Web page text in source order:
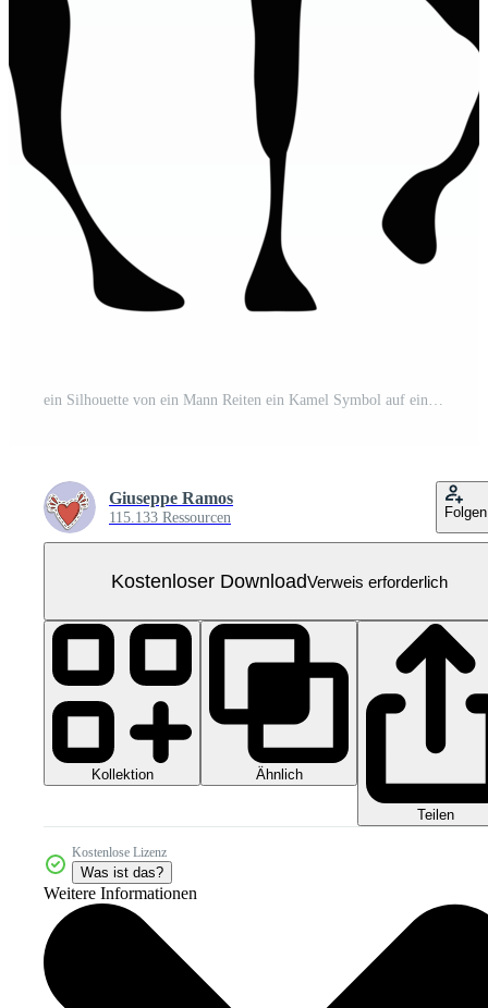
ein Silhouette von ein Mann Reiten ein Kamel Symbol auf ein transparent Hintergrund Kostenloses PNG
Giuseppe Ramos
115.133 Ressourcen Folgen
Kostenloser DownloadVerweis erforderlich
Kollektion Ähnlich
Teilen
Kostenlose Lizenz
Was ist das?
Weitere Informationen